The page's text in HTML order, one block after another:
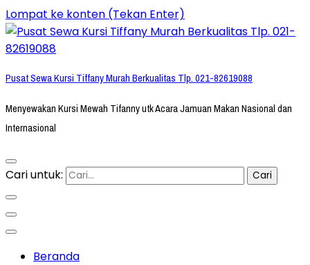
Lompat ke konten (Tekan Enter)
Pusat Sewa Kursi Tiffany Murah Berkualitas Tlp. 021-82619088
Menyewakan Kursi Mewah Tifanny utk Acara Jamuan Makan Nasional dan
Internasional
Cari untuk:
Beranda